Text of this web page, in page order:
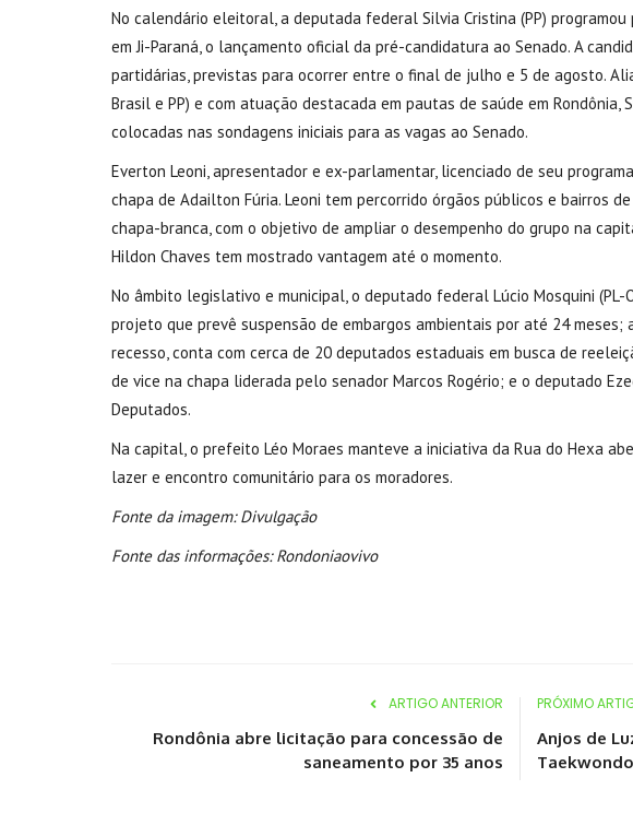
No calendário eleitoral, a deputada federal Silvia Cristina (PP) programou
em Ji-Paraná, o lançamento oficial da pré-candidatura ao Senado. A
partidárias, previstas para ocorrer entre o final de julho e 5 de agosto.
Brasil e PP) e com atuação destacada em pautas de saúde em Rondônia,
colocadas nas sondagens iniciais para as vagas ao Senado.
Everton Leoni, apresentador e ex-parlamentar, licenciado de seu
chapa de Adailton Fúria. Leoni tem percorrido órgãos públicos e bairros
chapa-branca, com o objetivo de ampliar o desempenho do grupo na
Hildon Chaves tem mostrado vantagem até o momento.
No âmbito legislativo e municipal, o deputado federal Lúcio Mosquini
projeto que prevê suspensão de embargos ambientais por até 24 meses;
recesso, conta com cerca de 20 deputados estaduais em busca de
de vice na chapa liderada pelo senador Marcos Rogério; e o deputado
Deputados.
Na capital, o prefeito Léo Moraes manteve a iniciativa da Rua do Hexa
lazer e encontro comunitário para os moradores.
Fonte da imagem: Divulgação
Fonte das informações: Rondoniaovivo
ARTIGO ANTERIOR
Rondônia abre licitação para concessão de
saneamento por 35 anos
PRÓXIMO
Anjos de